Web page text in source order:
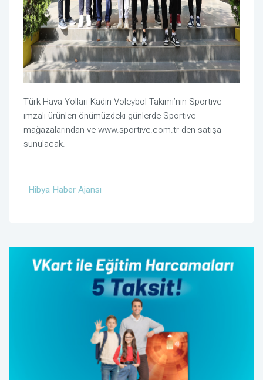
Türk Hava Yolları Kadın Voleybol Takımı’nın Sportive
imzalı ürünleri önümüzdeki günlerde Sportive
mağazalarından ve www.sportive.com.tr den satışa
sunulacak.
Hibya Haber Ajansı